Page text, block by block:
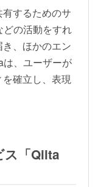
するためのサ
の活動をすれ
、ほかのエン
は、ユーザーが
確立し、表現
ス「Qiita